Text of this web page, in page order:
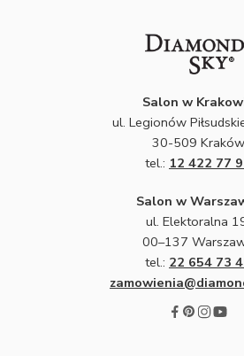
Salon w
ul. Legionów
30-509 Kraków
tel.: 12 422 77
Salon w
ul. Elektoralna
00–137
tel.: 22 654 73